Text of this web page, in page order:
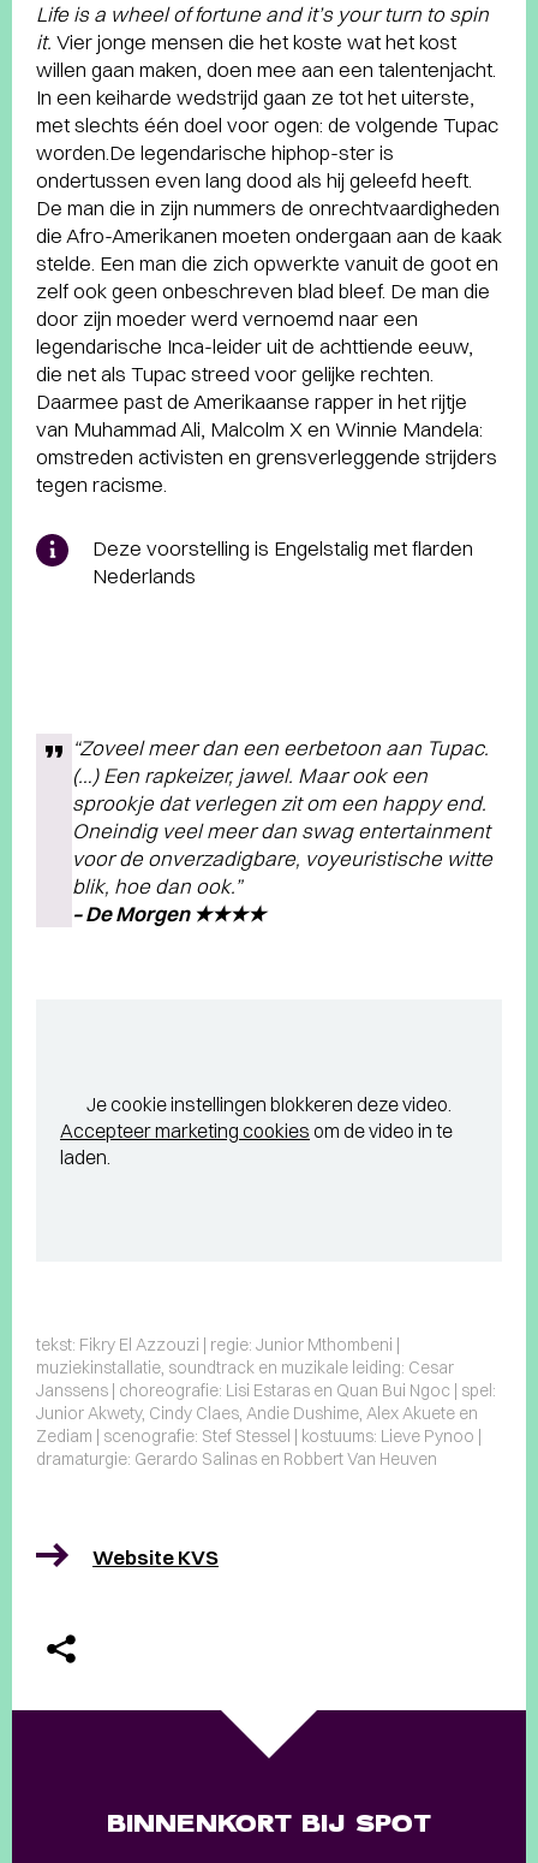
Life is a wheel of fortune and it’s your turn to spin
it. Vier jonge mensen die het koste wat het kost
willen gaan maken, doen mee aan een talentenjacht.
In een keiharde wedstrijd gaan ze tot het uiterste,
met slechts één doel voor ogen: de volgende Tupac
worden.De legendarische hiphop-ster is
ondertussen even lang dood als hij geleefd heeft.
De man die in zijn nummers de onrechtvaardigheden
die Afro-Amerikanen moeten ondergaan aan de kaak
stelde. Een man die zich opwerkte vanuit de goot en
zelf ook geen onbeschreven blad bleef. De man die
door zijn moeder werd vernoemd naar een
legendarische Inca-leider uit de achttiende eeuw,
die net als Tupac streed voor gelijke rechten.
Daarmee past de Amerikaanse rapper in het rijtje
van Muhammad Ali, Malcolm X en Winnie Mandela:
omstreden activisten en grensverleggende strijders
tegen racisme.
Deze voorstelling is Engelstalig met flarden
Nederlands
“Zoveel meer dan een eerbetoon aan Tupac.
(…) Een rapkeizer, jawel. Maar ook een
sprookje dat verlegen zit om een happy end.
Oneindig veel meer dan swag entertainment
voor de onverzadigbare, voyeuristische witte
blik, hoe dan ook.”
– De Morgen ★★★★
Je cookie instellingen blokkeren deze video.
Accepteer marketing cookies om de video in te
laden.
tekst: Fikry El Azzouzi | regie: Junior Mthombeni |
muziekinstallatie, soundtrack en muzikale leiding: Cesar
Janssens | choreografie: Lisi Estaras en Quan Bui Ngoc | spel:
Junior Akwety, Cindy Claes, Andie Dushime, Alex Akuete en
Zediam | scenografie: Stef Stessel | kostuums: Lieve Pynoo |
dramaturgie: Gerardo Salinas en Robbert Van Heuven
Website KVS
BINNENKORT BIJ SPOT